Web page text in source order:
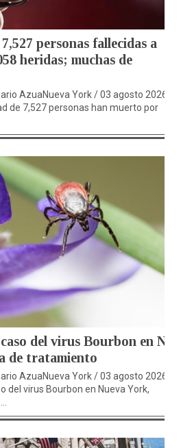
personas fallecidas a
heridas; muchas de
AzuaNueva York / 03 agosto 2026.-
de 7,527 personas han muerto por
del virus Bourbon en NY;
de tratamiento
AzuaNueva York / 03 agosto 2026.-
del virus Bourbon en Nueva York,